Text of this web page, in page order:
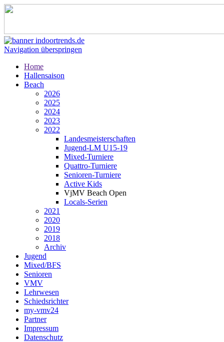
Navigation überspringen
Home
Hallensaison
Beach
2026
2025
2024
2023
2022
Landesmeisterschaften
Jugend-LM U15-19
Mixed-Turniere
Quattro-Turniere
Senioren-Turniere
Active Kids
VjMV Beach Open
Locals-Serien
2021
2020
2019
2018
Archiv
Jugend
Mixed/BFS
Senioren
VMV
Lehrwesen
Schiedsrichter
my-vmv24
Partner
Impressum
Datenschutz